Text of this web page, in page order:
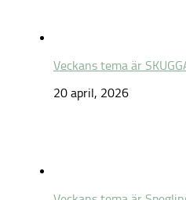
Veckans tema är
20 april, 2026